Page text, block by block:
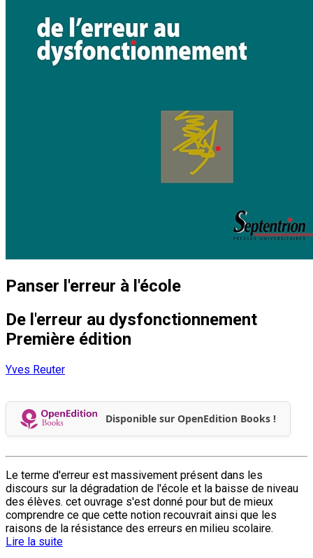
Panser l'erreur à l'école
De l'erreur au dysfonctionnement
Première édition
Yves Reuter
Disponible sur OpenEdition Books !
Le terme d'erreur est massivement présent dans les
discours sur la dégradation de l'école et la baisse de niveau
des élèves. cet ouvrage s'est donné pour but de mieux
comprendre ce que cette notion recouvrait ainsi que les
raisons de la résistance des erreurs en milieu scolaire.
Lire la suite